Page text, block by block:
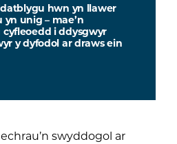
hwn yn llawer
unig – mae’n
i ddysgwyr
y dyfodol ar draws ein
swyddogol ar